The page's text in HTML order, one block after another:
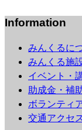
Information
みんくるに
みんくる施
イベント・
助成金・補
ボランティ
交通アクセ